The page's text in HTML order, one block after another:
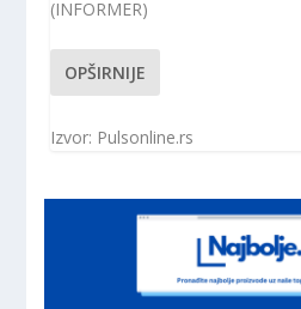
(INFORMER)
OPŠIRNIJE
Izvor: Pulsonline.rs